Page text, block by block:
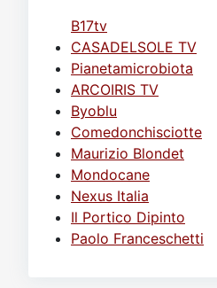
B17tv
CASADELSOLE TV
Pianetamicrobiota
ARCOIRIS TV
Byoblu
Comedonchisciotte
Maurizio Blondet
Mondocane
Nexus Italia
Il Portico Dipinto
Paolo Franceschetti